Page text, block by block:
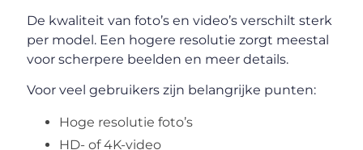
De kwaliteit van foto’s en video’s verschilt sterk
per model. Een hogere resolutie zorgt meestal
voor scherpere beelden en meer details.
Voor veel gebruikers zijn belangrijke punten:
Hoge resolutie foto’s
HD- of 4K-video